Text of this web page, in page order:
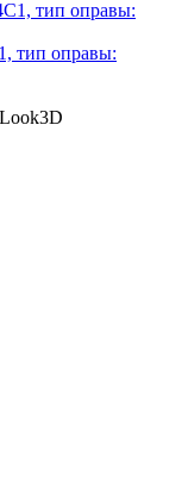
тип оправы: